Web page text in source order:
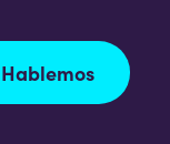
Hablemos